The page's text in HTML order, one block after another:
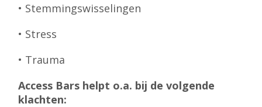
• Stemmingswisselingen
• Stress
• Trauma
Access Bars helpt o.a. bij de volgende
klachten: